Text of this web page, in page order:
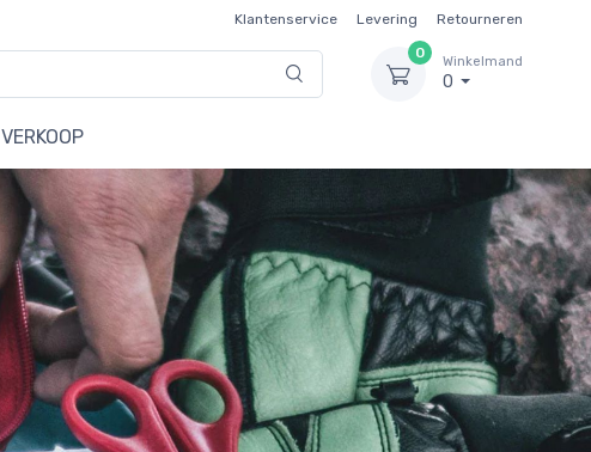
Klantenservice Levering
Retourneren
0
Winkelmand
0
VERKOOP